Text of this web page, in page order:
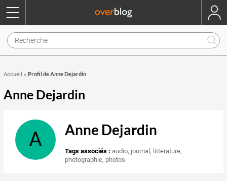
Accueil » Profil de Anne Dejardin
Anne Dejardin
A Anne Dejardin
Tags associés : audio, journal, litterature,
photographie, photos